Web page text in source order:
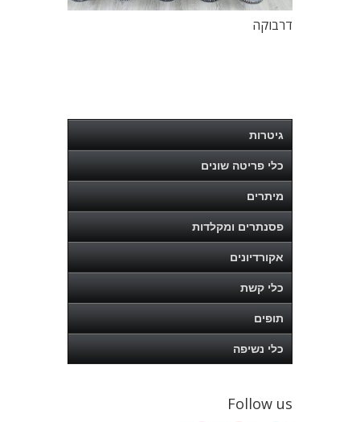
דרבוקה
גיטרות
כלי פריטה שונים
מיתרים
פסנתרים ומקלדות
אקורדיונים
כלי קשת
תופים
כלי נשיפה
Follow us